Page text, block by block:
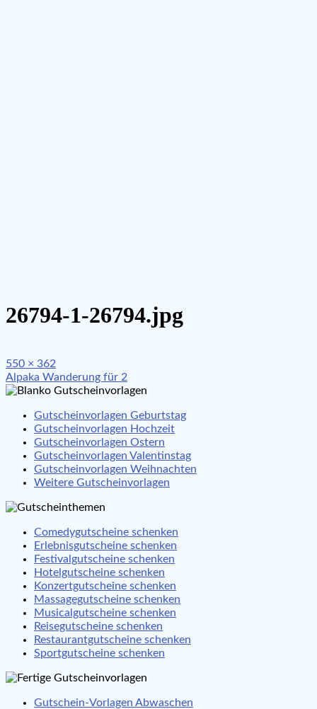
26794-1-26794.jpg
Full
size
550 × 362
Beitragsnavigation
Alpaka Wanderung für 2
Gutscheinvorlagen Geburtstag
Gutscheinvorlagen Hochzeit
Gutscheinvorlagen Ostern
Gutscheinvorlagen Valentinstag
Gutscheinvorlagen Weihnachten
Weitere Gutscheinvorlagen
Comedygutscheine schenken
Erlebnisgutscheine schenken
Festivalgutscheine schenken
Hotelgutscheine schenken
Konzertgutscheine schenken
Massagegutscheine schenken
Musicalgutscheine schenken
Reisegutscheine schenken
Restaurantgutscheine schenken
Sportgutscheine schenken
Gutschein-Vorlagen Abwaschen